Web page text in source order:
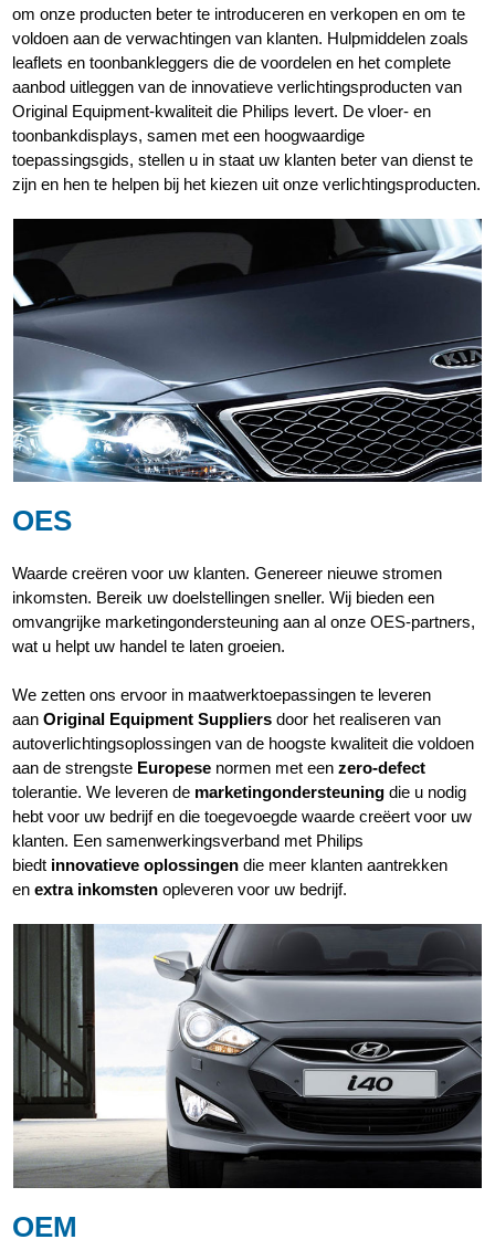
om onze producten beter te introduceren en verkopen en om te
voldoen aan de verwachtingen van klanten. Hulpmiddelen zoals
leaflets en toonbankleggers die de voordelen en het complete
aanbod uitleggen van de innovatieve verlichtingsproducten van
Original Equipment-kwaliteit die Philips levert. De vloer- en
toonbankdisplays, samen met een hoogwaardige
toepassingsgids, stellen u in staat uw klanten beter van dienst te
zijn en hen te helpen bij het kiezen uit onze verlichtingsproducten.
OES
Waarde creëren voor uw klanten. Genereer nieuwe stromen
inkomsten. Bereik uw doelstellingen sneller. Wij bieden een
omvangrijke marketingondersteuning aan al onze OES-partners,
wat u helpt uw handel te laten groeien.
We zetten ons ervoor in maatwerktoepassingen te leveren
aanOriginal Equipment Suppliers door het realiseren van
autoverlichtingsoplossingen van de hoogste kwaliteit die voldoen
aan de strengste Europese normen met eenzero-defect
tolerantie. We leveren de marketingondersteuning die u nodig
hebt voor uw bedrijf en die toegevoegde waarde creëert voor uw
klanten. Een samenwerkingsverband met Philips
biedt innovatieve oplossingen die meer klanten aantrekken
enextra inkomsten opleveren voor uw bedrijf.
OEM